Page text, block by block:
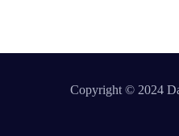
Copyright © 2024